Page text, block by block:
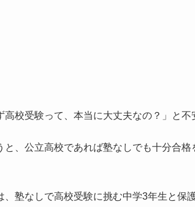
高校受験って、本当に大丈夫なの？」と不
と、公立高校であれば塾なしでも十分合
、塾なしで高校受験に挑む中学3年生と保